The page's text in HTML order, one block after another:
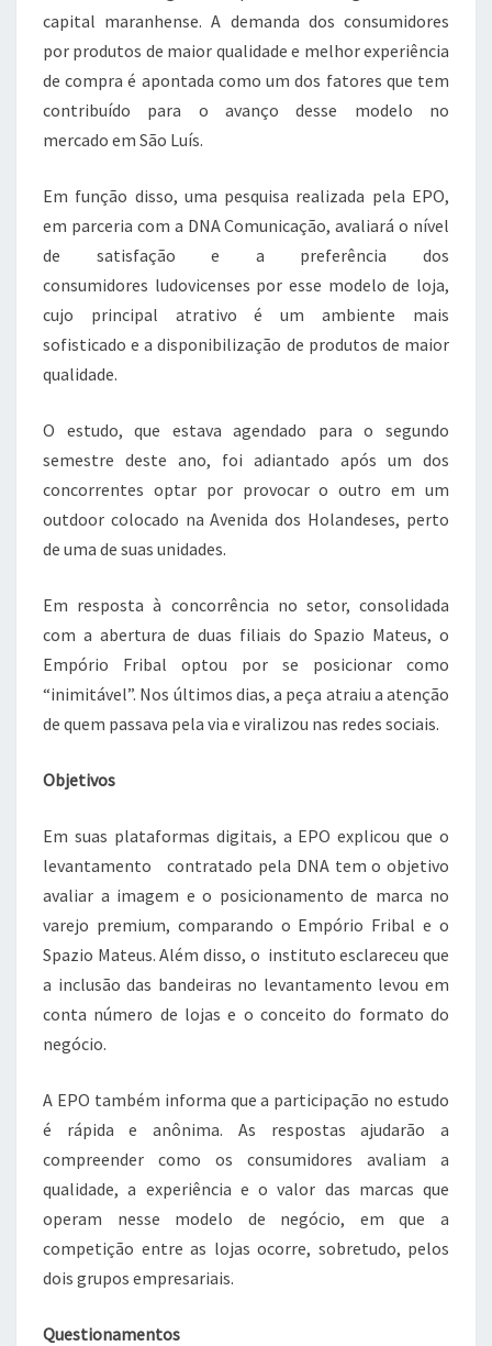
capital maranhense. A demanda dos consumidores
por produtos de maior qualidade e melhor experiência
de compra é apontada como um dos fatores que tem
contribuído para o avanço desse modelo no
mercado em São Luís.
Em função disso, uma pesquisa realizada pela EPO,
em parceria com a DNA Comunicação, avaliará o nível
de satisfação e a preferência dos
consumidores ludovicenses por esse modelo de loja,
cujo principal atrativo é um ambiente mais
sofisticado e a disponibilização de produtos de maior
qualidade.
O estudo, que estava agendado para o segundo
semestre deste ano, foi adiantado após um dos
concorrentes optar por provocar o outro em um
outdoor colocado na Avenida dos Holandeses, perto
de uma de suas unidades.
Em resposta à concorrência no setor, consolidada
com a abertura de duas filiais do Spazio Mateus, o
Empório Fribal optou por se posicionar como
“inimitável”. Nos últimos dias, a peça atraiu a atenção
de quem passava pela via e viralizou nas redes sociais.
Objetivos
Em suas plataformas digitais, a EPO explicou que o
levantamento contratado pela DNA tem o objetivo
avaliar a imagem e o posicionamento de marca no
varejo premium, comparando o Empório Fribal e o
Spazio Mateus. Além disso, o instituto esclareceu que
a inclusão das bandeiras no levantamento levou em
conta número de lojas e o conceito do formato do
negócio.
A EPO também informa que a participação no estudo
é rápida e anônima. As respostas ajudarão a
compreender como os consumidores avaliam a
qualidade, a experiência e o valor das marcas que
operam nesse modelo de negócio, em que a
competição entre as lojas ocorre, sobretudo, pelos
dois grupos empresariais.
Questionamentos